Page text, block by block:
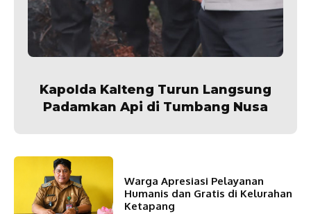
Kapolda Kalteng Turun Langsung
Padamkan Api di Tumbang Nusa
Warga Apresiasi Pelayanan
Humanis dan Gratis di Kelurahan
Ketapang